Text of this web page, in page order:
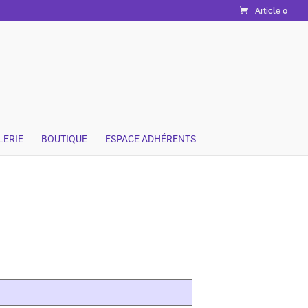
Article 0
BOUTIQUE ESPACE ADHÉRENTS